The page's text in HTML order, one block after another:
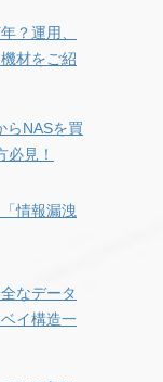
？運用、
材をご紹
NASを買
必見！
情報漏洩
なデータ
イ構造一